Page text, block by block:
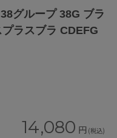
グループ 38G ブラ
ラスブラ CDEFG
14,080 円 (税込)